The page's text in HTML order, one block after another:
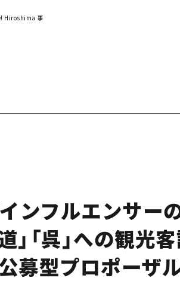
インフルエンサー
」「呉」への観光
募型プロポーザ